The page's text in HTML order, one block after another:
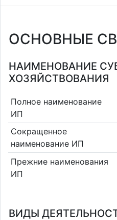
ОСНОВНЫЕ
НАИМЕНОВАНИЕ
ХОЗЯЙСТВОВАНИЯ
Полное наименование
ИП
Сокращенное
наименование ИП
Прежние наименования
ИП
ВИДЫ